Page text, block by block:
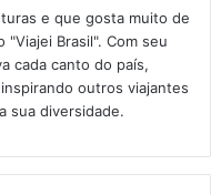
e que gosta muito de
Brasil". Com seu
cada canto do país,
outros viajantes
sua diversidade.